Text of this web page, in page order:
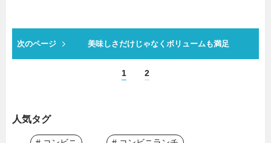
次のページ 美味しさだけじゃなくボリュームも満足
1 2
人気タグ